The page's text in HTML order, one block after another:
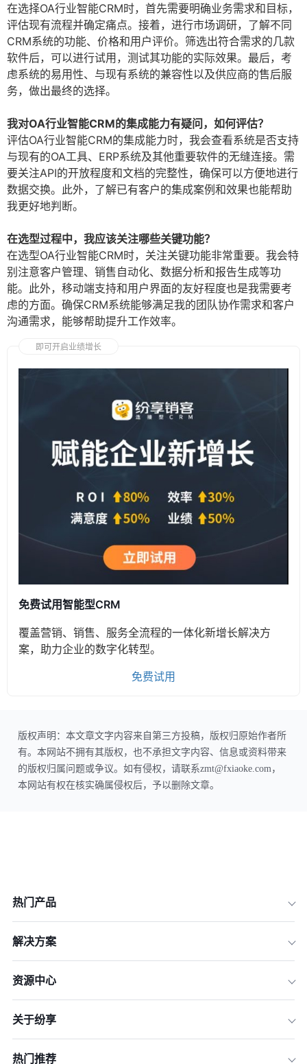
在选择OA行业智能CRM时，首先需要明确业务需求和目标，
评估现有流程并确定痛点。接着，进行市场调研，了解不同
CRM系统的功能、价格和用户评价。筛选出符合需求的几款
软件后，可以进行试用，测试其功能的实际效果。最后，考
虑系统的易用性、与现有系统的兼容性以及供应商的售后服
务，做出最终的选择。
我对OA行业智能CRM的集成能力有疑问，如何评估？
评估OA行业智能CRM的集成能力时，我会查看系统是否支持
与现有的OA工具、ERP系统及其他重要软件的无缝连接。需
要关注API的开放程度和文档的完整性，确保可以方便地进行
数据交换。此外，了解已有客户的集成案例和效果也能帮助
我更好地判断。
在选型过程中，我应该关注哪些关键功能？
在选型OA行业智能CRM时，关注关键功能非常重要。我会特
别注意客户管理、销售自动化、数据分析和报告生成等功
能。此外，移动端支持和用户界面的友好程度也是我需要考
虑的方面。确保CRM系统能够满足我的团队协作需求和客户
沟通需求，能够帮助提升工作效率。
即可开启业绩增长
免费试用智能型CRM
覆盖营销、销售、服务全流程的一体化新增长解决方
案，助力企业的数字化转型。
免费试用
版权声明：本文章文字内容来自第三方投稿，版权归原始作者所
有。本网站不拥有其版权，也不承担文字内容、信息或资料带来
的版权归属问题或争议。如有侵权，请联系zmt@fxiaoke.com，
本网站有权在核实确属侵权后，予以删除文章。
热门产品
解决方案
资源中心
关于纷享
热门推荐